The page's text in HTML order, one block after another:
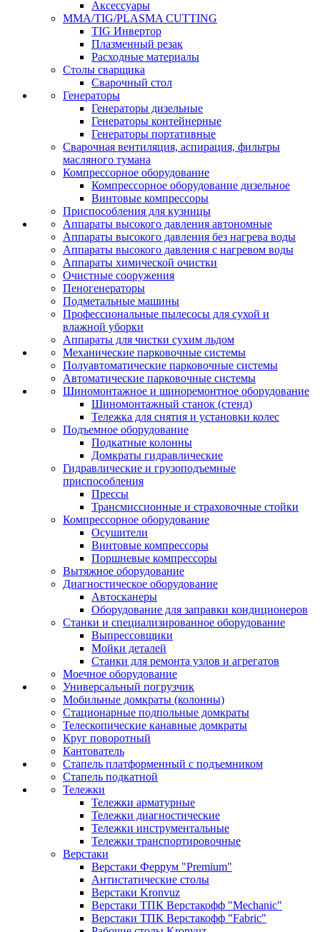
Аксессуары
MMA/TIG/PLASMA CUTTING
TIG Инвертор
Плазменный резак
Расходные материалы
Столы сварщика
Сварочный стол
Генераторы
Генераторы дизельные
Генераторы контейнерные
Генераторы портативные
Сварочная вентиляция, аспирация, фильтры
масляного тумана
Компрессорное оборудование
Компрессорное оборудование дизельное
Винтовые компрессоры
Приспособления для кузницы
Аппараты высокого давления автономные
Аппараты высокого давления без нагрева воды
Аппараты высокого давления с нагревом воды
Аппараты химической очистки
Очистные сооружения
Пеногенераторы
Подметальные машины
Профессиональные пылесосы для сухой и
влажной уборки
Аппараты для чистки сухим льдом
Механические парковочные системы
Полуавтоматические парковочные системы
Автоматические парковочные системы
Шиномонтажное и шиноремонтное оборудование
Шиномонтажный станок (стенд)
Тележка для снятия и установки колес
Подъемное оборудование
Подкатные колонны
Домкраты гидравлические
Гидравлические и грузоподъемные
приспособления
Прессы
Трансмиссионные и страховочные стойки
Компрессорное оборудование
Осушители
Винтовые компрессоры
Поршневые компрессоры
Вытяжное оборудование
Диагностическое оборудование
Автосканеры
Оборудование для заправки кондиционеров
Станки и специализированное оборудование
Выпрессовщики
Мойки деталей
Станки для ремонта узлов и агрегатов
Моечное оборудование
Универсальный погрузчик
Мобильные домкраты (колонны)
Стационарные подпольные домкраты
Телескопические канавные домкраты
Круг поворотный
Кантователь
Стапель платформенный с подъемником
Стапель подкатной
Тележки
Тележки арматурные
Тележки диагностические
Тележки инструментальные
Тележки транспортировочные
Верстаки
Верстаки Феррум "Premium"
Антистатические столы
Верстаки Kronvuz
Верстаки ТПК Верстакофф "Mechanic"
Верстаки ТПК Верстакофф "Fabric"